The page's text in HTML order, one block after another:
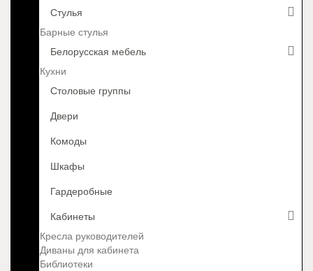
Стулья
Барные стулья
Белорусская мебель
Кухни
Столовые группы
Двери
Комоды
Шкафы
Гардеробные
Кабинеты
Кресла руководителей
Диваны для кабинета
Библиотеки